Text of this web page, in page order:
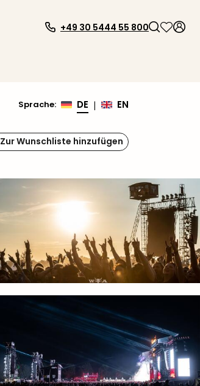
+49 30 5444 55 800
Sprache: DE | EN
Zur Wunschliste hinzufügen